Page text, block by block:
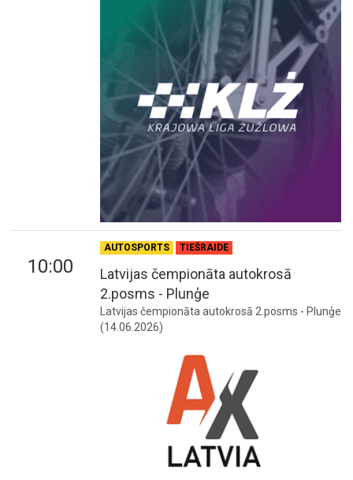
10:00
AUTOSPORTS TIEŠRAIDE
Latvijas čempionāta autokrosā
2.posms - Plunģe
Latvijas čempionāta autokrosā 2.posms - Plunģe
(14.06.2026)